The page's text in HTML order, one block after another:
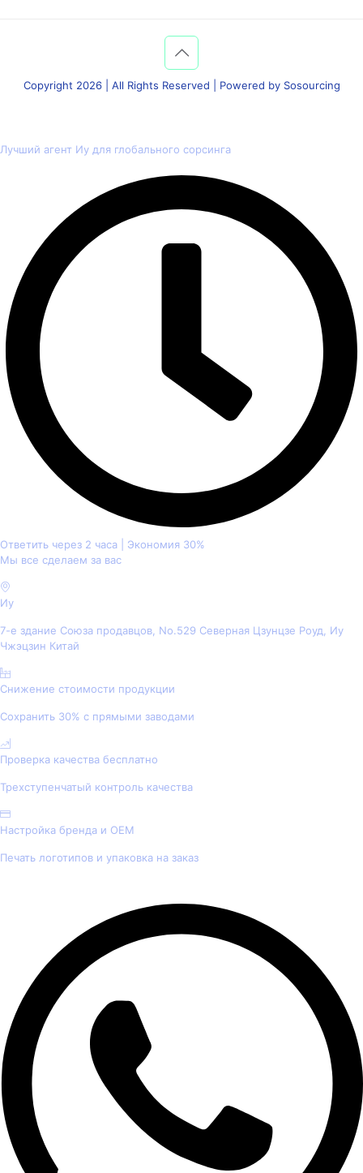
Copyright 2026 | All Rights Reserved | Powered by Sosourcing
Лучший агент Иу для глобального сорсинга
Ответить через 2 часа | Экономия 30%
Мы все сделаем за вас
Иу
7-е здание Союза продавцов, No.529 Северная Цзунцзе Роуд, Иу
Чжэцзин Китай
Снижение стоимости продукции
Сохранить 30% с прямыми заводами
Проверка качества бесплатно
Трехступенчатый контроль качества
Настройка бренда и OEM
Печать логотипов и упаковка на заказ